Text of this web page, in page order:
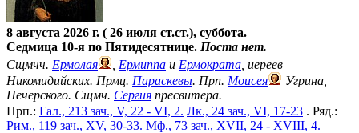
8 августа 2026 г. ( 26 июля ст.ст.), суббота.
Седмица 10-я по Пятидесятнице. Поста нет.
Сщмчч. Ермолая Ермиппа и Ермократа , иереев
Никомидийских. Прмц. Параскевы. Прп. Моисея
Угрина,
Печерского. Сщмч. Сергия пресвитера.
Прп.: Гал., 213 зач., V, 22 - VI, 2. Лк., 24 зач., VI, 17-23 . Ряд.:
Рим., 119 зач., XV, 30-33. Мф., 73 зач., XVII, 24 - XVIII, 4.